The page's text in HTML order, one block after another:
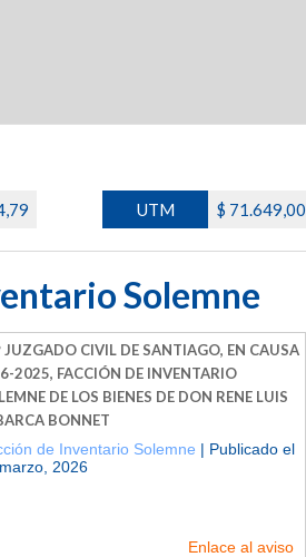
UTM $ 71.649,00
Solemne
JUZGADO CIVIL DE SANTIAGO, EN CAUSA
2025, FACCIÓN DE INVENTARIO
DE LOS BIENES DE DON RENE LUIS
BONNET
de Inventario Solemne | Publicado el
2026
Enlace al aviso